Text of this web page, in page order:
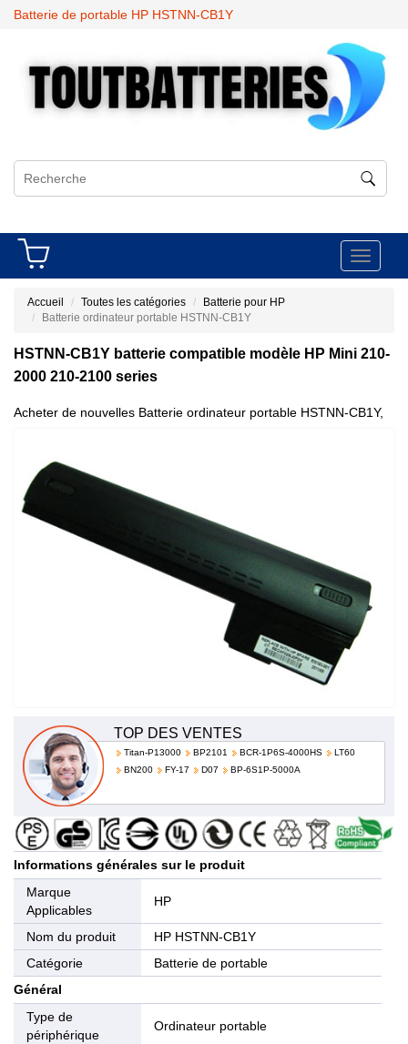
Batterie de portable HP HSTNN-CB1Y
Toggle
Accueil Toutes les catégories
Batterie pour HP
Batterie ordinateur portable HSTNN-CB1Y
HSTNN-CB1Y batterie compatible modèle HP Mini 210-
2000 210-2100 series
Acheter de nouvelles Batterie ordinateur portable HSTNN-CB1Y,
TOP DES VENTES
Titan-P13000 BP2101 BCR-1P6S-4000HS
LT60
BN200
FY-17 D07 BP-6S1P-5000A
Informations générales sur le produit
Marque
Applicables
HP
Nom du produit
HP HSTNN-CB1Y
Catégorie
Batterie de portable
Général
Type de
périphérique
Ordinateur portable